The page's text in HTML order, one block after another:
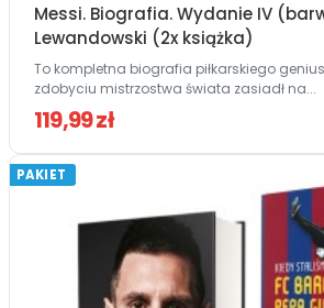
Messi. Biografia. Wydanie IV
Lewandowski (2x książka)
To kompletna biografia piłkarskiego
zdobyciu mistrzostwa świata zasiadł na...
119,99 zł
PAKIET